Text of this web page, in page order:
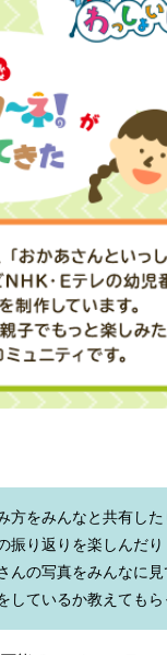
方をみんなと共有した
振り返りを楽しんだり
んの写真をみんなに見